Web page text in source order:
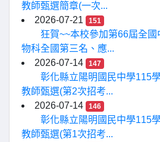
教師甄選簡章(一次...
2026-07-21
151
狂賀~~本校參加第66屆全
物科全國第三名、應...
2026-07-14
147
彰化縣立陽明國民中學115
教師甄選(第2次招考...
2026-07-14
146
彰化縣立陽明國民中學115
教師甄選(第1次招考...